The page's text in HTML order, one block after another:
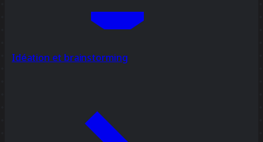
Idéation et brainstorming